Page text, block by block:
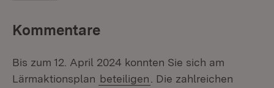
Kommentare
Bis zum 12. April 2024 konnten Sie sich am
Lärmaktionsplan beteiligen
. Die zahlreichen